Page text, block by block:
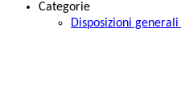
Categorie
Disposizioni generali